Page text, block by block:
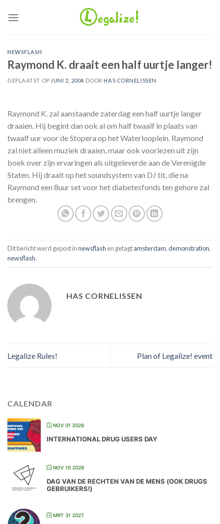
naar
NEWSFLASH
Raymond K. draait een half uurtje langer!
GEPLAATST OP JUNI 2, 2004 DOOR HAS CORNELISSEN
Raymond K. zal aanstaande zaterdag een half uurtje langer
draaien. Hij begint dan ook al om half twaalf in plaats van
twaalf uur voor de Stopera op het Waterlooplein. Raymond
zal niet alleen muziek draaien, maar ook voorlezen uit zijn
boek over zijn ervaringen als uitgeleverde aan de Verenigde
Staten. Hij draait op het soundsystem van DJ tit, die na
Raymond een 8uur set voor het diabetesfonds ten gehore zal
brengen.
Dit bericht werd gepost innewsflash en getagtamsterdam,demonstration,
newsflash.
HAS CORNELISSEN
Legalize Rules! Plan of Legalize! event
CALENDAR
NOV 01 2026
INTERNATIONAL DRUG USERS DAY
NOV 10 2026
DAG VAN DE RECHTEN VAN DE MENS (OOK DRUGS
GEBRUIKERS!)
MRT 31 2027